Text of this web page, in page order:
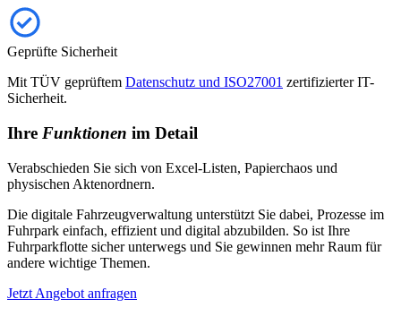
Geprüfte Sicherheit
Mit TÜV geprüftem Datenschutz und ISO27001 zertifizierter IT-
Sicherheit.
Ihre Funktionen im Detail
Verabschieden Sie sich von Excel-Listen, Papierchaos und
physischen Aktenordnern.
Die digitale Fahrzeugverwaltung unterstützt Sie dabei, Prozesse im
Fuhrpark einfach, effizient und digital abzubilden. So ist Ihre
Fuhrparkflotte sicher unterwegs und Sie gewinnen mehr Raum für
andere wichtige Themen.
Jetzt Angebot anfragen